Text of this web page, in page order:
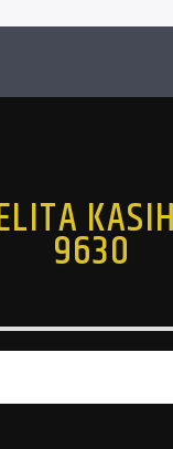
9630